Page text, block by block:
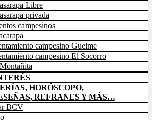
Libre
privada
campesinos
campesino Gueime
campesino El Socorro
HORÓSCOPO,
REFRANES Y MÁS…
BCV